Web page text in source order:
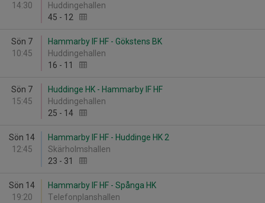
14:30
Huddingehallen
45 - 12
Sön 7
10:45
Hammarby IF HF - Gökstens BK
Huddingehallen
16 - 11
Sön 7
15:45
Huddinge HK - Hammarby IF HF
Huddingehallen
25 - 14
Sön 14
12:45
Hammarby IF HF - Huddinge HK 2
Skärholmshallen
23 - 31
Sön 14
19:20
Hammarby IF HF - Spånga HK
Telefonplanshallen